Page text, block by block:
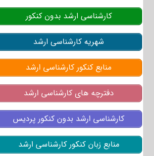
کارشناسی ارشد بدون کنکور
شهریه کارشناسی ارشد
منابع کنکور کارشناسی ارشد
دفترچه های کارشناسی ارشد
کارشناسی ارشد بدون کنکور پردیس
منابع زبان کنکور کارشناسی ارشد